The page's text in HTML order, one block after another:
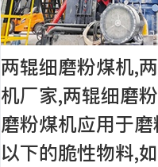
两辊细磨粉煤机,
机厂家,两辊细磨
磨粉煤机应用于
以下的脆性物料,